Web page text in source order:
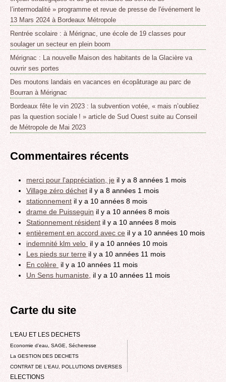
l’intermodalité » programme et revue de presse de l'événement le
13 Mars 2024 à Bordeaux Métropole
Rentrée scolaire : à Mérignac, une école de 19 classes pour
soulager un secteur en plein boom
Mérignac : La nouvelle Maison des habitants de la Glacière va
ouvrir ses portes
Des moutons landais en vacances en écopâturage au parc de
Bourran à Mérignac
Bordeaux fête le vin 2023 : la subvention votée, « mais n’oubliez
pas la question sociale ! » article de Sud Ouest suite au Conseil
de Métropole de Mai 2023
Commentaires récents
merci pour l'appréciation, je il y a 8 années 1 mois
Village zéro déchet il y a 8 années 1 mois
stationnement il y a 10 années 8 mois
drame de Puisseguin il y a 10 années 8 mois
Stationnement résident il y a 10 années 8 mois
entièrement en accord avec ce il y a 10 années 10 mois
indemnité klm velo il y a 10 années 10 mois
Les pieds sur terre il y a 10 années 11 mois
En colère il y a 10 années 11 mois
Un Sens humaniste, il y a 10 années 11 mois
Carte du site
L'EAU ET LES DECHETS
Economie d’eau, SAGE, Sécheresse
La GESTION DES DECHETS
CONTRAT DE L'EAU, POLLUTIONS DIVERSES
ELECTIONS